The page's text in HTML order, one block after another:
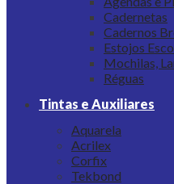
Cadernetas
Cadernos
Estojos
Mochilas,
Réguas
Tintas e Auxiliares
Aquarela
Acrilex
Corfix
Tekbond